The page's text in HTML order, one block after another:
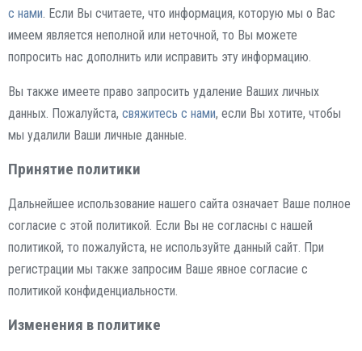
с нами. Если Вы считаете, что информация, которую мы о Вас
имеем является неполной или неточной, то Вы можете
попросить нас дополнить или исправить эту информацию.
Вы также имеете право запросить удаление Ваших личных
данных. Пожалуйста, свяжитесь с нами, если Вы хотите, чтобы
мы удалили Ваши личные данные.
Принятие политики
Дальнейшее использование нашего сайта означает Ваше полное
согласие с этой политикой. Если Вы не согласны с нашей
политикой, то пожалуйста, не используйте данный сайт. При
регистрации мы также запросим Ваше явное согласие с
политикой конфиденциальности.
Изменения в политике